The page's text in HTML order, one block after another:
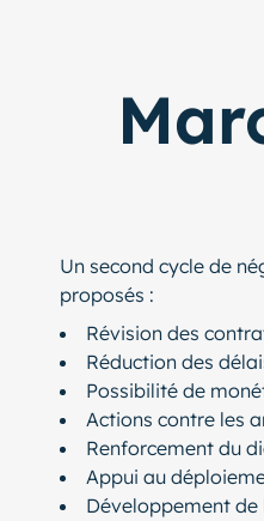
Un second cycle de
proposés :
Révision des
Réduction des
Possibilité de
Actions contre les
Renforcement du
Appui au
Développement de